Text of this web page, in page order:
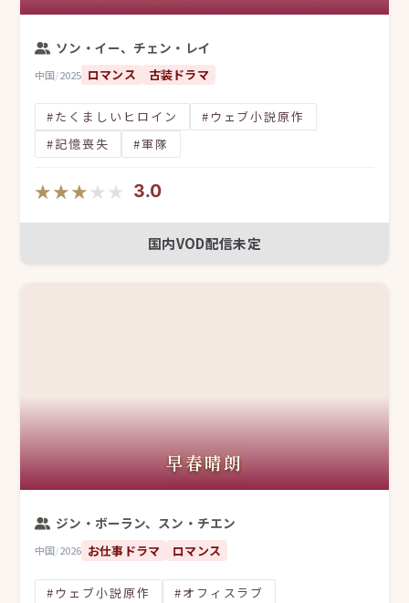
ソン・イー、チェン・レイ
中国/2025 ロマンス 古装ドラマ
#たくましいヒロイン
#ウェブ小説原作
#記憶喪失
#軍隊
★★★★★
★★★★★ 3.0
国内VOD配信未定
早春晴朗
ジン・ボーラン、スン・チエン
中国/2026 お仕事ドラマ ロマンス
#ウェブ小説原作
#オフィスラブ